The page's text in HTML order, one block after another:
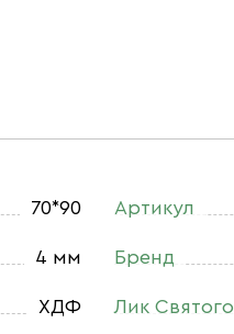
70*90
4 мм
ХДФ
Артикул
Бренд
Лик Святого